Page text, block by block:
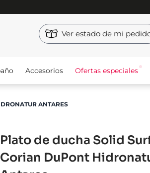
Ver estado de mi
Accesorios Ofertas especiales
ANTARES
Plato de ducha Solid
Corian DuPont